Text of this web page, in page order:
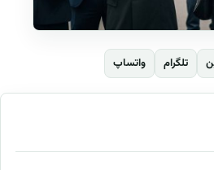
تلگرام واتساپ